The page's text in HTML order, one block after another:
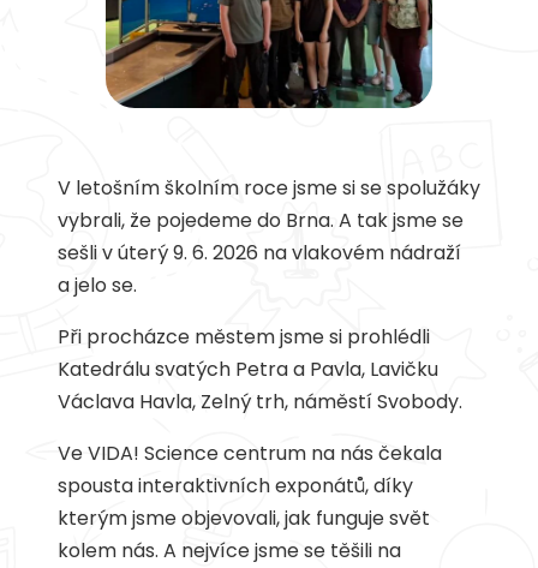
V letošním školním roce jsme si se spolužáky
vybrali, že pojedeme do Brna. A tak jsme se
sešli v úterý 9. 6. 2026 na vlakovém nádraží
a jelo se.
Při procházce městem jsme si prohlédli
Katedrálu svatých Petra a Pavla, Lavičku
Václava Havla, Zelný trh, náměstí Svobody.
Ve VIDA! Science centrum na nás čekala
spousta interaktivních exponátů, díky
kterým jsme objevovali, jak funguje svět
kolem nás. A nejvíce jsme se těšili na